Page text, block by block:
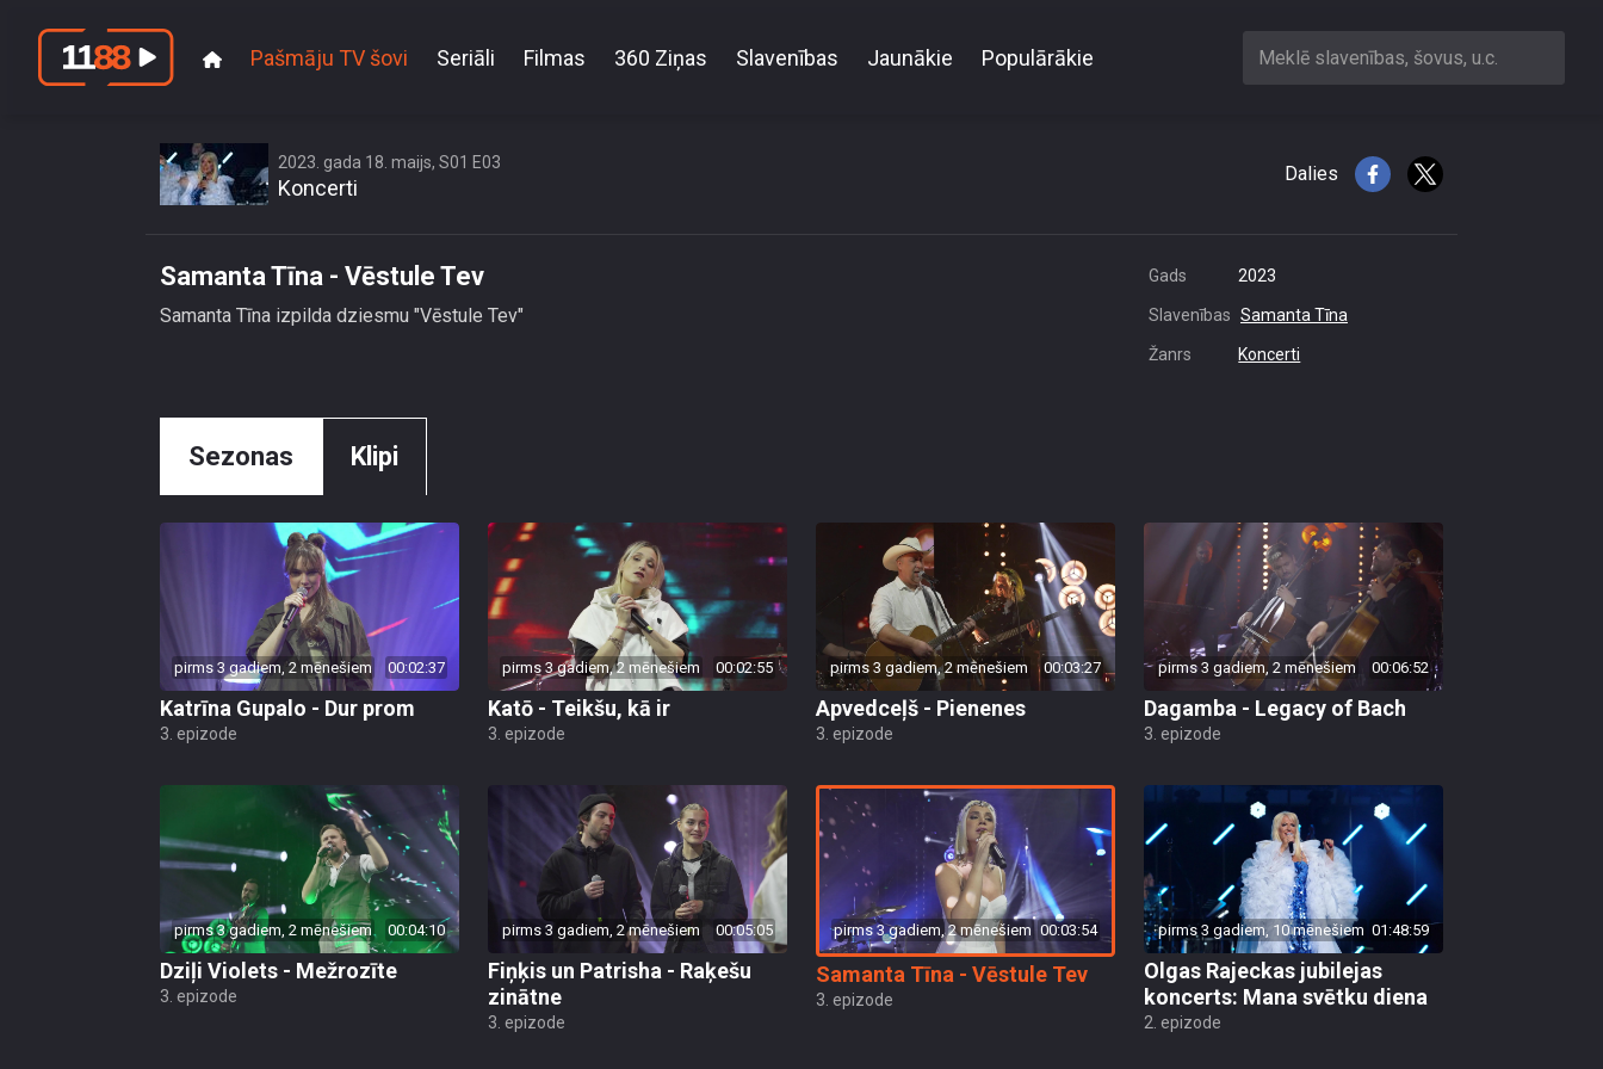
Pašmāju TV šovi Seriāli Filmas 360 Ziņas Slavenības Jaunākie Populārākie Meklē slavenības, šovus, u.c.
2023. gada 18. maijs, S01 E03
Koncerti
Dalies
Samanta Tīna - Vēstule Tev
Samanta Tīna izpilda dziesmu "Vēstule Tev"
Gads 2023
Slavenības Samanta Tīna
Žanrs Koncerti
Sezonas Klipi
pirms 3 gadiem, 2 mēnešiem 00:02:37
Katrīna Gupalo - Dur prom
3. epizode
pirms 3 gadiem, 2 mēnešiem 00:02:55
Katō - Teikšu, kā ir
3. epizode
pirms 3 gadiem, 2 mēnešiem 00:03:27
Apvedceļš - Pienenes
3. epizode
pirms 3 gadiem, 2 mēnešiem 00:06:52
Dagamba - Legacy of Bach
3. epizode
pirms 3 gadiem, 2 mēnešiem 00:04:10
Dziļi Violets - Mežrozīte
3. epizode
pirms 3 gadiem, 2 mēnešiem 00:05:05
Fiņķis un Patrisha - Raķešu
zinātne
3. epizode
pirms 3 gadiem, 2 mēnešiem 00:03:54
Samanta Tīna - Vēstule Tev
3. epizode
pirms 3 gadiem, 10 mēnešiem 01:48:59
Olgas Rajeckas jubilejas
koncerts: Mana svētku diena
2. epizode